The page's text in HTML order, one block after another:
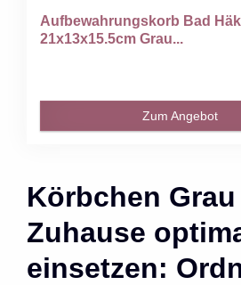
Aufbewahrungskorb Bad
21x13x15.5cm Grau...
Zum Angebot
Körbchen
Zuhause
einsetzen: